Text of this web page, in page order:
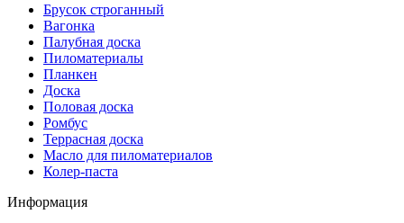
Брусок строганный
Вагонка
Палубная доска
Пиломатериалы
Планкен
Доска
Половая доска
Ромбус
Террасная доска
Масло для пиломатериалов
Колер-паста
Информация